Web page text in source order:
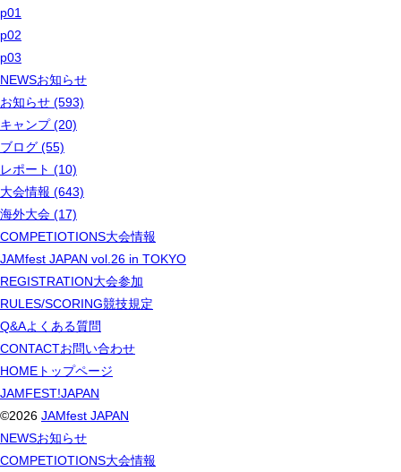
p01
p02
p03
NEWSお知らせ
お知らせ (593)
キャンプ (20)
ブログ (55)
レポート (10)
大会情報 (643)
海外大会 (17)
COMPETIOTIONS大会情報
JAMfest JAPAN vol.26 in TOKYO
REGISTRATION大会参加
RULES/SCORING競技規定
Q&Aよくある質問
CONTACTお問い合わせ
HOME トップページ
JAMFEST!JAPAN
©2026 JAMfest JAPAN
NEWSお知らせ
COMPETIOTIONS大会情報